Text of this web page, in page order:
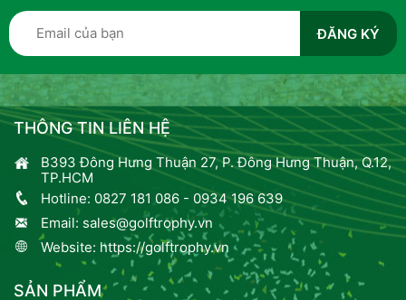
THÔNG TIN LIÊN HỆ
B393 Đông Hưng Thuận 27, P. Đông Hưng Thuận, Q.12,
TP.HCM
Hotline: 0827 181 086 - 0934 196 639
Email: sales@golftrophy.vn
Website: https://golftrophy.vn
SẢN PHẨM